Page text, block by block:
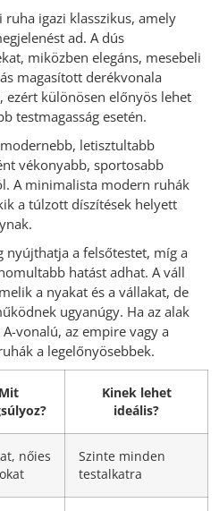
ruha igazi klasszikus, amely
ad. A dús
miközben elegáns, mesebeli
magasított derékvonala
különösen előnyös lehet
testmagasság esetén.
letisztultabb
vékonyabb, sportosabb
A minimalista modern ruhák
a túlzott díszítések helyett
nyújthatja a felsőtestet, míg a
hatást adhat. A váll
a nyakat és a vállakat, de
ugyanúgy. Ha az alak
vonalú, az empire vagy a
a legelőnyösebbek.
Mit
Kinek lehet
ideális?
nőies
Szinte minden
testalkatra